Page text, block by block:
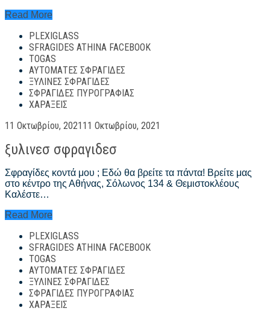
σφραγιδεσ
Read More
PLEXIGLASS
SFRAGIDES ATHINA FACEBOOK
TOGAS
ΑΥΤΌΜΑΤΕΣ ΣΦΡΑΓΊΔΕΣ
ΞΎΛΙΝΕΣ ΣΦΡΑΓΊΔΕΣ
ΣΦΡΑΓΊΔΕΣ ΠΥΡΟΓΡΑΦΊΑΣ
ΧΑΡΆΞΕΙΣ
Posted
11 Οκτωβρίου, 2021 11 Οκτωβρίου, 2021
ξυλινεσ σφραγιδεσ
Σφραγίδες κοντά μου ; Εδώ θα βρείτε τα πάντα! Βρείτε μας
στο κέντρο της Αθήνας, Σόλωνος 134 & Θεμιστοκλέους
Καλέστε…
ξυλινεσ
Read More
PLEXIGLASS
SFRAGIDES ATHINA FACEBOOK
TOGAS
ΑΥΤΌΜΑΤΕΣ ΣΦΡΑΓΊΔΕΣ
ΞΎΛΙΝΕΣ ΣΦΡΑΓΊΔΕΣ
ΣΦΡΑΓΊΔΕΣ ΠΥΡΟΓΡΑΦΊΑΣ
ΧΑΡΆΞΕΙΣ